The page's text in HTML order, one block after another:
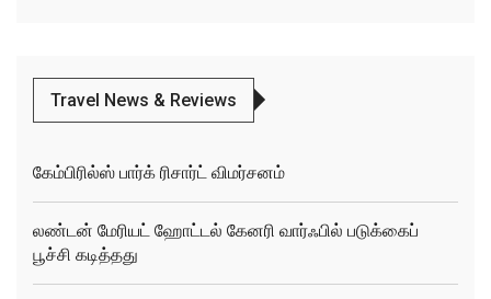
Travel News & Reviews
கேம்பிரில்ஸ் பார்க் ரிசார்ட் விமர்சனம்
லண்டன் மேரியட் ஹோட்டல் கேனரி வார்ஃபில் படுக்கைப்
பூச்சி கடித்தது